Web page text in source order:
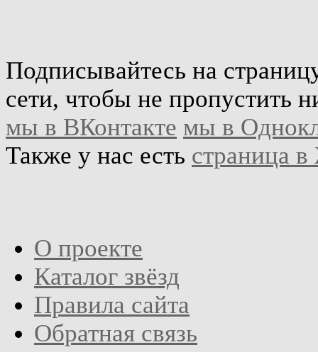
Подписывайтесь на
сети, чтобы не пропустить
мы в ВКонтакте мы в
Также у нас есть страница
О проекте
Каталог звёзд
Правила сайта
Обратная связь